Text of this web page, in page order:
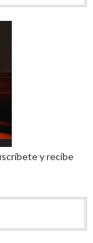
y recibe